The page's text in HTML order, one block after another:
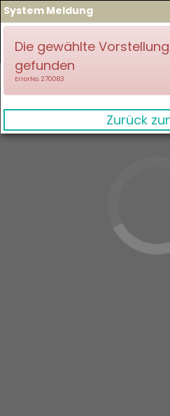
System Meldung
Die gewählte
gefunden
ErrorNo. 270083
Zurück